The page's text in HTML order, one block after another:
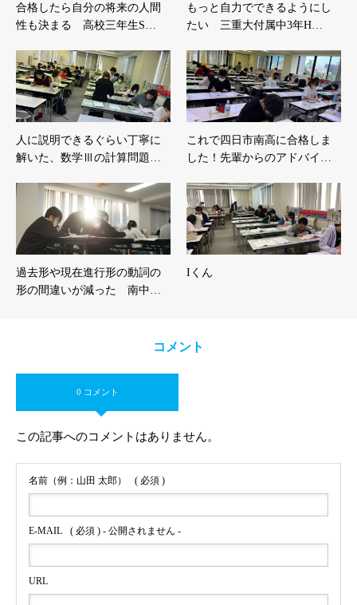
合格したら自分の将来の人間
性も決まる 高校三年生S…
もっと自力でできるようにし
たい 三重大付属中3年H…
人に説明できるぐらい丁寧に
解いた、数学Ⅲの計算問題…
これで四日市南高に合格しま
した！先輩からのアドバイ…
過去形や現在進行形の動詞の
形の間違いが減った 南中…
Iくん
コメント
0 コメント
この記事へのコメントはありません。
名前（例：山田 太郎） ( 必須 )
E-MAIL ( 必須 ) - 公開されません -
URL